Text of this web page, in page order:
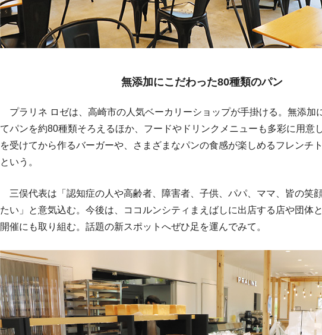
無添加にこだわった80種類のパン
プラリネ ロゼは、高崎市の人気ベーカリーショップが手掛ける。無添加
てパンを約80種類そろえるほか、フードやドリンクメニューも多彩に用意
を受けてから作るバーガーや、さまざまなパンの食感が楽しめるフレンチ
という。
三俣代表は「認知症の人や高齢者、障害者、子供、パパ、ママ、皆の笑
たい」と意気込む。今後は、ココルンシティまえばしに出店する店や団体
開催にも取り組む。話題の新スポットへぜひ足を運んでみて。